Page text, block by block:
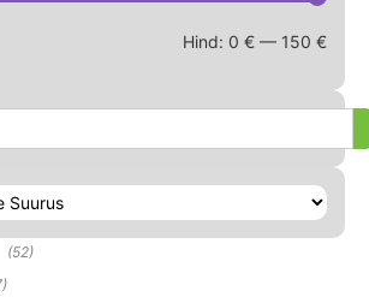
Hind: 0 € — 150 €
(52)